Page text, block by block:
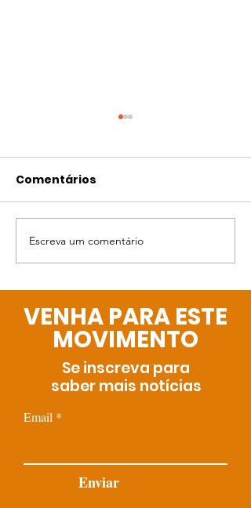
Comentários
Escreva um comentário
VENHA PARA ESTE
MOVIMENTO
Se inscreva para
saber mais notícias
Email
Enviar